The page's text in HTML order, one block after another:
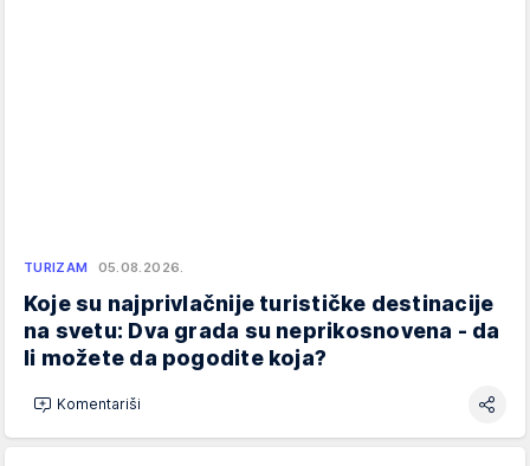
TURIZAM 05.08.2026.
Koje su najprivlačnije turističke destinacije
na svetu: Dva grada su neprikosnovena - da
li možete da pogodite koja?
Komentariši